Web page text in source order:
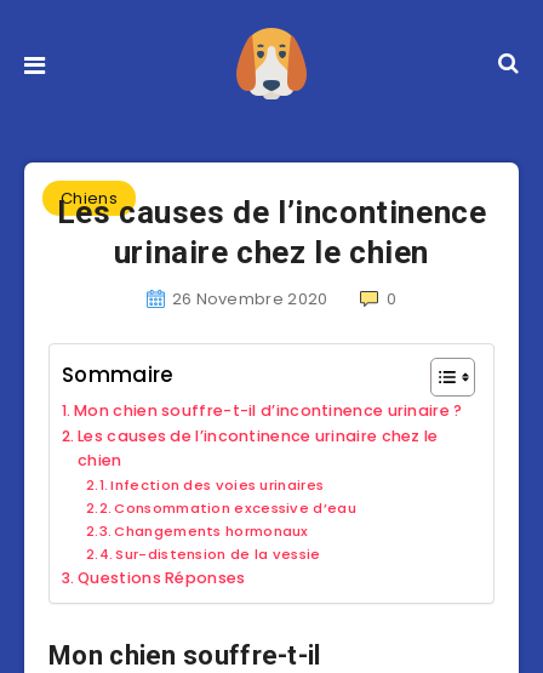
Chiens
Les causes de l’incontinence
urinaire chez le chien
26 Novembre 2020 0
Sommaire
Mon chien souffre-t-il d’incontinence urinaire ?
Les causes de l’incontinence urinaire chez le
chien
Infection des voies urinaires
Consommation excessive d’eau
Changements hormonaux
Sur-distension de la vessie
Questions Réponses
Mon chien souffre-t-il